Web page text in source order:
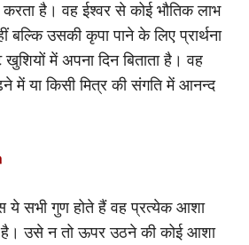
करता है। वह ईश्वर से कोई भौतिक लाभ
बल्कि उसकी कृपा पाने के लिए प्रार्थना
में अपना दिन बिताता है। वह
में या किसी मित्र की संगति में आनन्द
ये सभी गुण होते हैं वह प्रत्येक आशा
है। उसे न तो ऊपर उठने की कोई आशा